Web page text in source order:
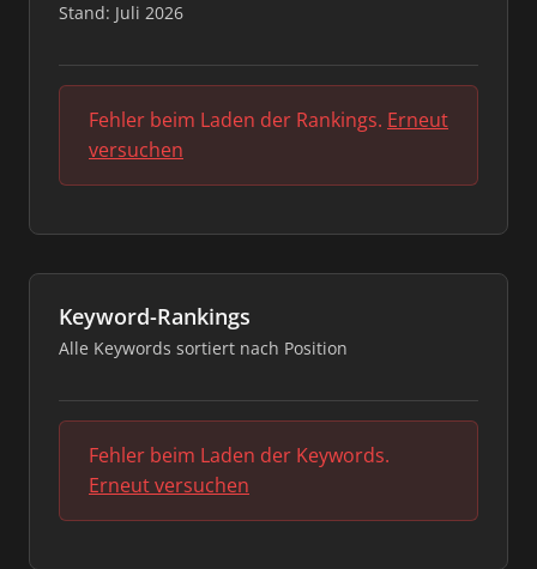
Stand: Juli 2026
Fehler beim Laden der Rankings. Erneut
versuchen
Keyword-Rankings
Alle Keywords sortiert nach Position
Fehler beim Laden der Keywords.
Erneut versuchen